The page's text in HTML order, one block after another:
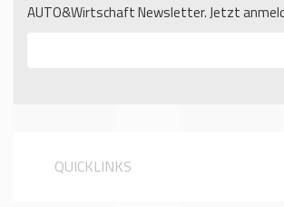
AUTO&Wirtschaft Newsletter. Jetzt
QUICKLINKS